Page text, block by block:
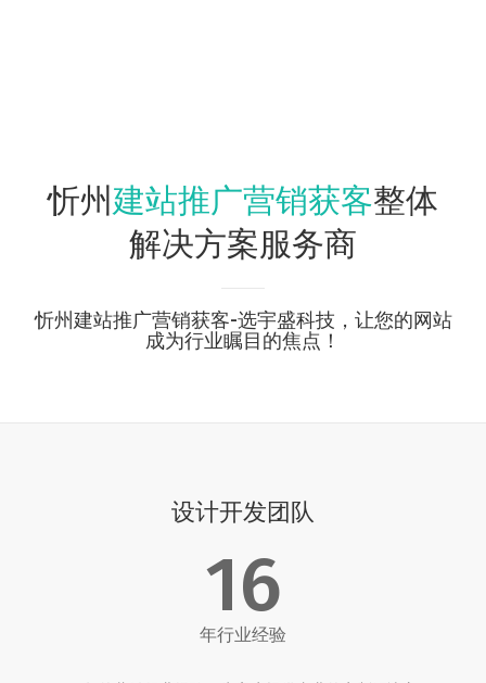
忻州 建站推广营销获客整体
解决方案服务商
忻州建站推广营销获客-选宇盛科技，让您的网站
成为行业瞩目的焦点！
设计开发团队
16
年行业经验